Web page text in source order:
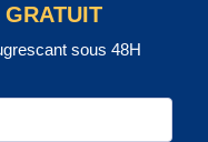
sous 48H